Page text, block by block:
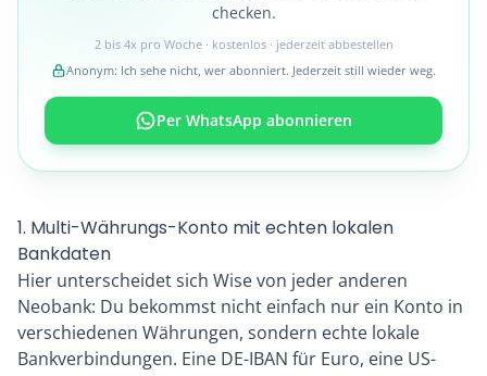
checken.
2 bis 4x pro Woche · kostenlos · jederzeit abbestellen
Anonym: Ich sehe nicht, wer abonniert. Jederzeit still wieder weg.
Per WhatsApp abonnieren
1. Multi-Währungs-Konto mit echten lokalen
Bankdaten
Hier unterscheidet sich Wise von jeder anderen
Neobank: Du bekommst nicht einfach nur ein Konto in
verschiedenen Währungen, sondern echte lokale
Bankverbindungen. Eine DE-IBAN für Euro, eine US-